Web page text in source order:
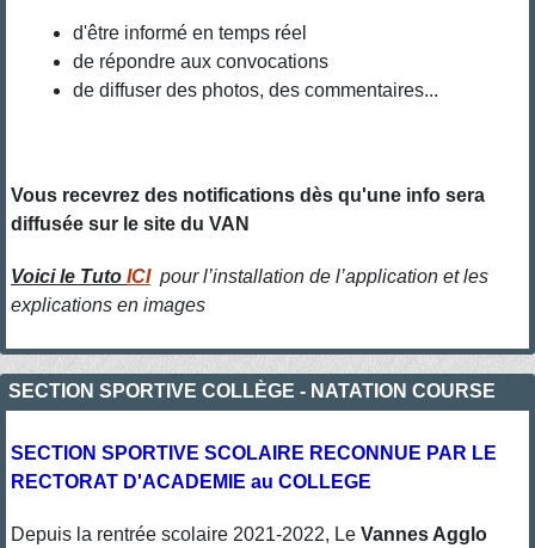
d'être informé en temps réel
de répondre aux convocations
de diffuser des photos, des commentaires...
Vous recevrez des notifications dès qu'une info sera
diffusée sur le site du VAN
Voici le Tuto ICI pour l’installation de l’application et les
explications en images
SECTION SPORTIVE COLLÈGE - NATATION COURSE
SECTION SPORTIVE SCOLAIRE RECONNUE PAR LE
RECTORAT D'ACADEMIE au COLLEGE
Depuis la rentrée scolaire 2021-2022, Le Vannes Agglo